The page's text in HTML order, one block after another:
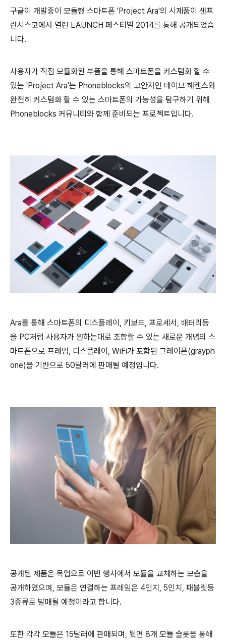
구글이 개발중이 모듈형 스마트폰 'Project Ara'의 시제품이 샌프
란시스코에서 열린 LAUNCH 페스티벌 2014를 통해 공개되었습
니다.
사용자가 직접 모듈화된 부품을 통해 스마트폰을 커스텀화 할 수
있는 'Project Ara'는 Phoneblocks의 고안자인 데이브 해켄스와
완전히 커스텀화 할 수 있는 스마트폰의 가능성을 탐구하기 위해
Phoneblocks 커뮤니티와 함께 준비되는 프로젝트입니다.
Ara를 통해 스마트폰의 디스플레이, 키보드, 프로세서, 배터리등
을 PC처럼 사용자가 원하는대로 조합할 수 있는 새로운 개념의 스
마트폰으로 프레임, 디스플레이, WiFi가 포함된 그레이폰(grayph
one)을 기반으로 50달러에 판매될 예정입니다.
공개된 제품은 목업으로 이번 행사에서 모듈을 교체하는 모습을
공개하였으며, 모듈은 연결하는 프레임은 4인치, 5인치, 패블릿등
3종류로 발매될 예정이라고 합니다.
또한 각각 모듈은 15달러에 판매되며, 뒷면 8개 모듈 슬롯을 통해